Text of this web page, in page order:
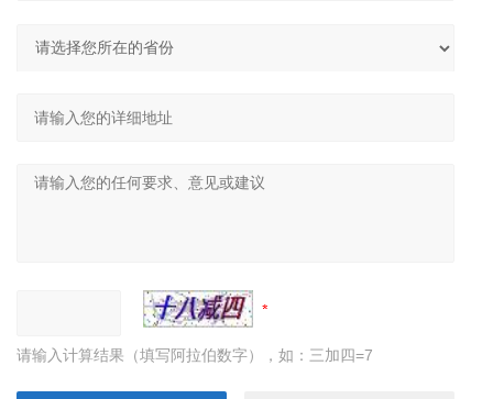
请输入计算结果（填写阿拉伯数字），如：三加四=7